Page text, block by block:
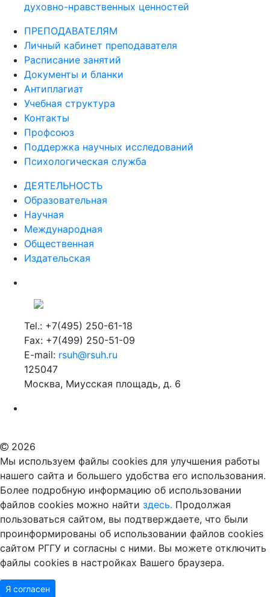
духовно-нравственных ценностей
ПРЕПОДАВАТЕЛЯМ
Личный кабинет преподавателя
Расписание занятий
Документы и бланки
Антиплагиат
Учебная структура
Контакты
Профсоюз
Поддержка научных исследований
Психологическая служба
ДЕЯТЕЛЬНОСТЬ
Образовательная
Научная
Международная
Общественная
Издательская
Tel.: +7(495) 250-61-18
Fax: +7(499) 250-51-09
E-mail: rsuh@rsuh.ru
125047
Москва, Миусская площадь, д. 6
2026
Мы используем файлы cookies для улучшения работы
нашего сайта и большего удобства его использования.
Более подробную информацию об использовании
файлов cookies можно найти здесь. Продолжая
пользоваться сайтом, вы подтверждаете, что были
проинформированы об использовании файлов cookies
сайтом РГГУ и согласны с ними. Вы можете отключить
файлы cookies в настройках Вашего браузера.
Я согласен